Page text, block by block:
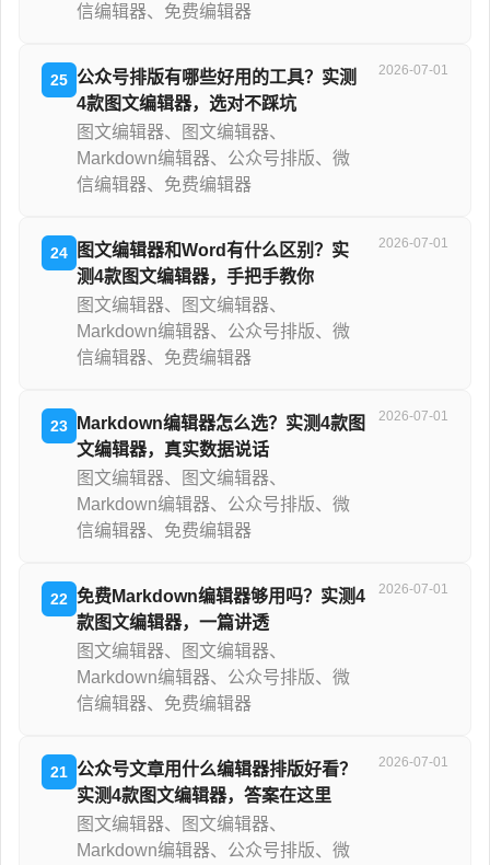
信编辑器、免费编辑器
25 公众号排版有哪些好用的工具？实测
4款图文编辑器，选对不踩坑
图文编辑器、图文编辑器、
Markdown编辑器、公众号排版、微
信编辑器、免费编辑器
2026-07-01
24
图文编辑器和Word有什么区别？实
测4款图文编辑器，手把手教你
图文编辑器、图文编辑器、
Markdown编辑器、公众号排版、微
信编辑器、免费编辑器
2026-07-01
23
Markdown编辑器怎么选？实测4款图
文编辑器，真实数据说话
图文编辑器、图文编辑器、
Markdown编辑器、公众号排版、微
信编辑器、免费编辑器
2026-07-01
22 免费Markdown编辑器够用吗？实测4
款图文编辑器，一篇讲透
图文编辑器、图文编辑器、
Markdown编辑器、公众号排版、微
信编辑器、免费编辑器
2026-07-01
21 公众号文章用什么编辑器排版好看？
实测4款图文编辑器，答案在这里
图文编辑器、图文编辑器、
Markdown编辑器、公众号排版、微
2026-07-01